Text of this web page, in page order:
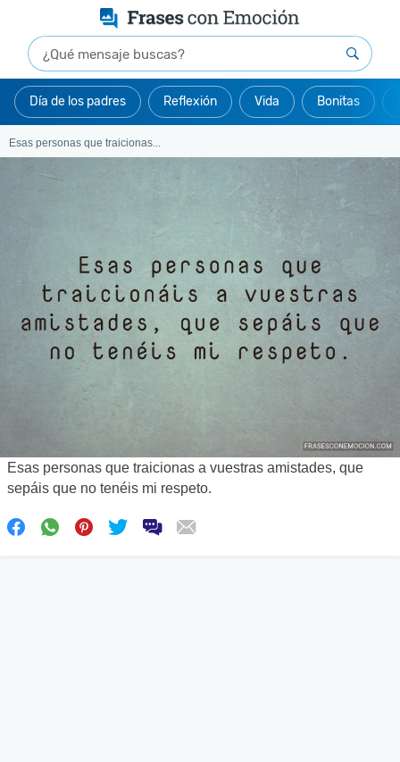
Día de los padres Reflexión Vida Bonitas
Esas personas que traicionas...
Esas personas que traicionas a vuestras amistades, que
sepáis que no tenéis mi respeto.